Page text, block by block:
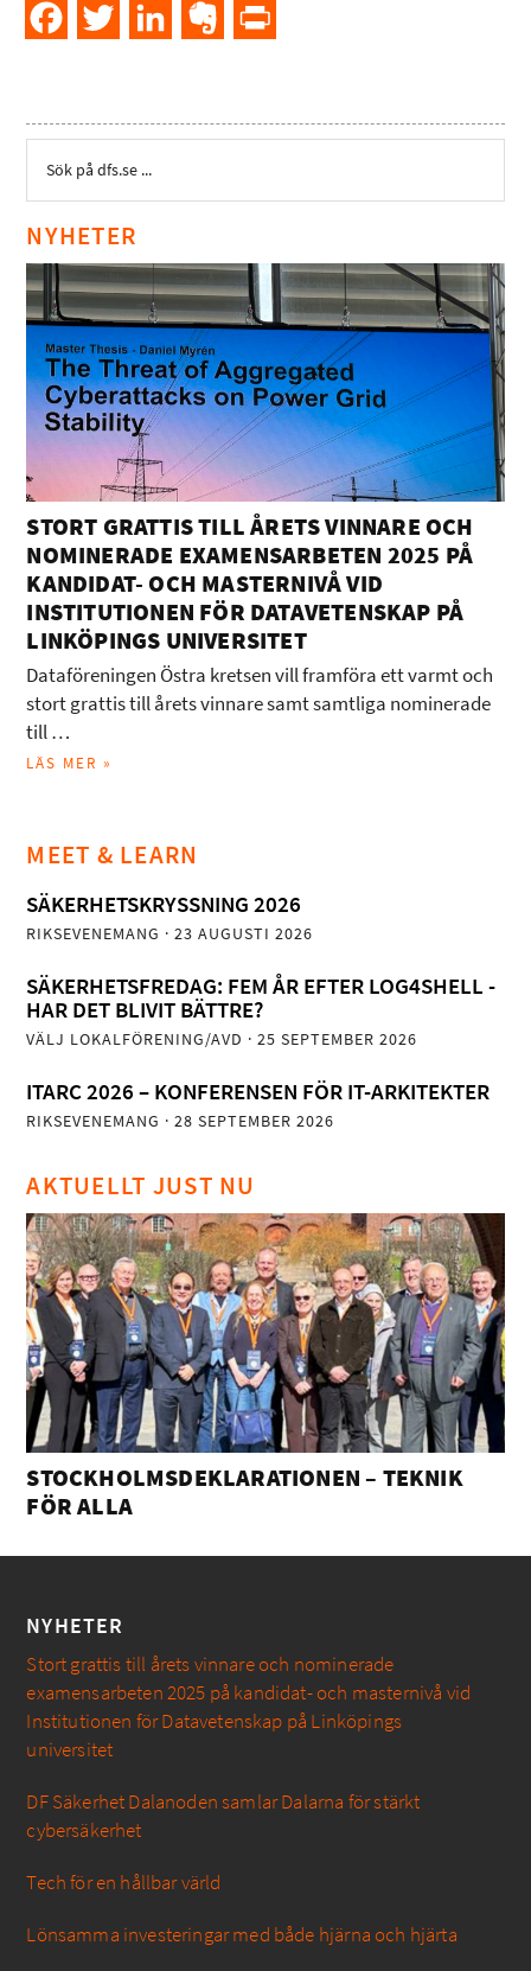
FacebookTwitter LinkedInEvernote
NYHETER
STORT GRATTIS TILL ÅRETS VINNARE OCH
NOMINERADE EXAMENSARBETEN 2025 PÅ
KANDIDAT- OCH MASTERNIVÅ VID
INSTITUTIONEN FÖR DATAVETENSKAP PÅ
LINKÖPINGS UNIVERSITET
Dataföreningen Östra kretsen vill framföra ett varmt och
stort grattis till årets vinnare samt samtliga nominerade
till …
LÄS MER »
MEET & LEARN
SÄKERHETSKRYSSNING 2026
RIKSEVENEMANG · 23 AUGUSTI 2026
SÄKERHETSFREDAG: FEM ÅR EFTER LOG4SHELL -
HAR DET BLIVIT BÄTTRE?
VÄLJ LOKALFÖRENING/AVD · 25 SEPTEMBER 2026
ITARC 2026 – KONFERENSEN FÖR IT-ARKITEKTER
RIKSEVENEMANG · 28 SEPTEMBER 2026
AKTUELLT JUST NU
STOCKHOLMSDEKLARATIONEN – TEKNIK
FÖR ALLA
NYHETER
Stort grattis till årets vinnare och nominerade
examensarbeten 2025 på kandidat- och masternivå vid
Institutionen för Datavetenskap på Linköpings
universitet
DF Säkerhet Dalanoden samlar Dalarna för stärkt
cybersäkerhet
Tech för en hållbar värld
Lönsamma investeringar med både hjärna och hjärta